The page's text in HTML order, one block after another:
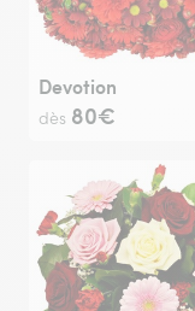
Devotion
dès 80€